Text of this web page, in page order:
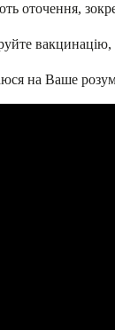
оточення,
на Ваше